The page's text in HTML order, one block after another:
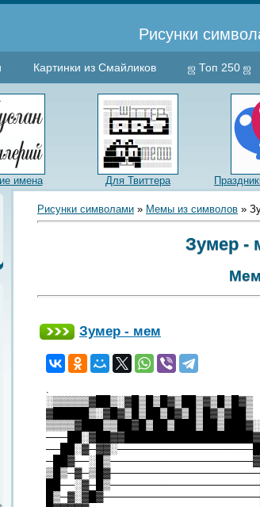
Рисунки
Картинки из Смайликов ஜ Топ 250 ஜ
имена Для Твиттера
Рисунки символами » Мемы из символов »
Зумер -
Зумер - мем
.
░▒▒▒▒▒▓██▒░▓█▒█▒█▓▒██▒▓▒█▒█▓▒
▓█████▒░▓█▓▒█▒██▒█▓▒█▒█▓▒▓██▒
▒▒▒▒▓███▒▒██▓█▒██▒███▒██▒███▓░
───██░▓██▓▓██████████████████▓